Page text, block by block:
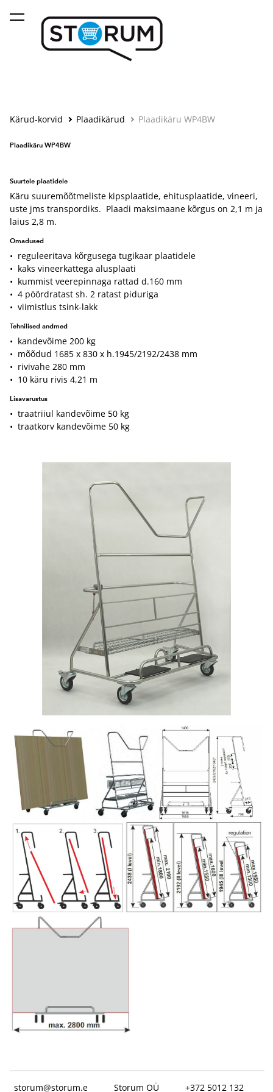
lisati ostukorvi. Vaata ostukorvi
Kärud-korvid Plaadikärud Plaadikäru WP4BW
Plaadikäru WP4BW
Suurtele plaatidele
Käru suuremõõtmeliste kipsplaatide, ehitusplaatide, vineeri,
uste jms transpordiks. Plaadi maksimaane kõrgus on 2,1 m ja
laius 2,8 m.
Omadused
• reguleeritava kõrgusega tugikaar plaatidele
• kaks vineerkattega alusplaati
• kummist veerepinnaga rattad d.160 mm
• 4 pöördratast sh. 2 ratast piduriga
• viimistlus tsink-lakk
Tehnilised andmed
• kandevõime 200 kg
• mõõdud 1685 x 830 x h.1945/2192/2438 mm
• rivivahe 280 mm
• 10 käru rivis 4,21 m
Lisavarustus
• traatriiul kandevõime 50 kg
• traatkorv kandevõime 50 kg
storum@storum.e Storum OÜ +372 5012 132